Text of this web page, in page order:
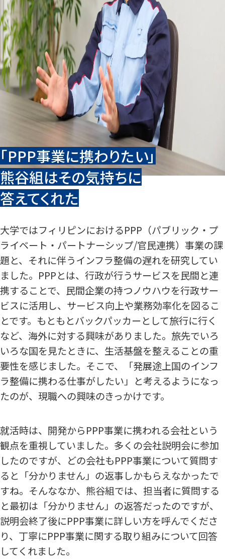
「PPP事業に携わりたい」
熊谷組はその気持ちに
答えてくれた
大学ではフィリピンにおけるPPP（パブリック・プ
ライベート・パートナーシップ/官民連携）事業の課
題と、それに伴うインフラ整備の遅れを研究してい
ました。PPPとは、行政が行うサービスを民間と連
携することで、民間企業の持つノウハウを行政サー
ビスに活用し、サービス向上や業務効率化を図るこ
とです。もともとバックパッカーとして旅行に行く
など、海外に対する興味がありました。旅先でいろ
いろな国を見たときに、生活基盤を整えることの重
要性を感じました。そこで、「発展途上国のインフ
ラ整備に携わる仕事がしたい」と考えるようになっ
たのが、現職への興味のきっかけです。
就活時は、開発からPPP事業に携われる会社という
観点を重視していました。多くの会社説明会に参加
したのですが、どの会社もPPP事業について質問す
ると「分かりません」の返事しかもらえなかったで
すね。そんななか、熊谷組では、担当者に質問する
と最初は「分かりません」の返答だったのですが、
説明会終了後にPPP事業に詳しい方を呼んでくださ
り、丁寧にPPP事業に関する取り組みについて回答
してくれました。